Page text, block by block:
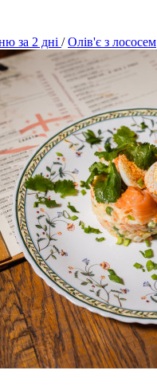
за 2 дні /Олів'є з лососем